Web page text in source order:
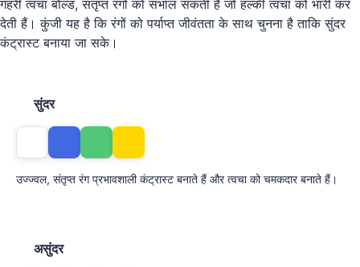
गहरी त्वचा बोल्ड, संतृप्त रंगों को संभाल सकती है जो हल्की त्वचा को भारी कर
देती हैं। कुंजी यह है कि रंगों को पर्याप्त जीवंतता के साथ चुनना है ताकि सुंदर
कंट्रास्ट बनाया जा सके।
सुंदर
उज्ज्वल, संतृप्त रंग प्रभावशाली कंट्रास्ट बनाते हैं और त्वचा को चमकदार बनाते हैं।
असुंदर